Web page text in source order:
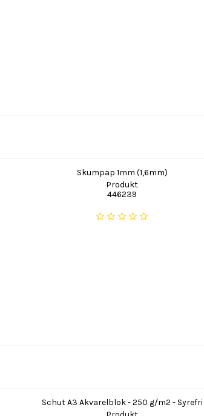
Skumpap 1mm (1,6mm)
Produkt
446239
Schut A3 Akvarelblok - 250 g/m2 - Syrefri